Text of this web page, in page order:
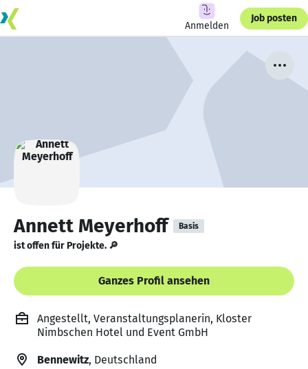
Anmelden
Job posten
Annett Meyerhoff Basis
ist offen für Projekte. 🔎
Ganzes Profil ansehen
Angestellt, Veranstaltungsplanerin, Kloster
Nimbschen Hotel und Event GmbH
Bennewitz, Deutschland